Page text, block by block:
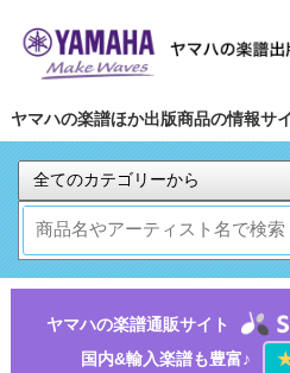
ヤマハの楽譜ほか出版商品の情報サ
ヤマハの楽譜通販サイト
国内&輸入楽譜も豊富♪